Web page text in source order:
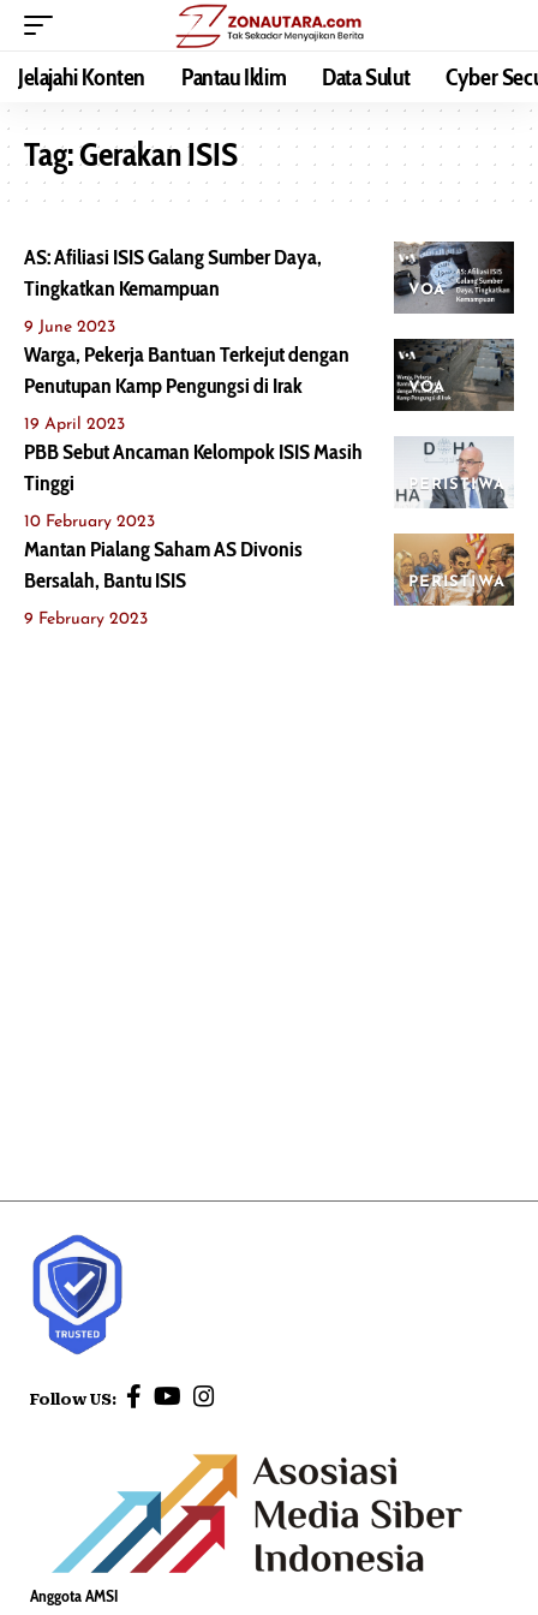
Jelajahi Konten Pantau Iklim Data Sulut Cyber
Tag:Gerakan ISIS
VOA
AS: Afiliasi ISIS Galang Sumber Daya,
Tingkatkan Kemampuan
9 June 2023
VOA
Warga, Pekerja Bantuan Terkejut dengan
Penutupan Kamp Pengungsi di Irak
19 April 2023
PERISTIWA
PBB Sebut Ancaman Kelompok ISIS Masih
Tinggi
10 February 2023
PERISTIWA
Mantan Pialang Saham AS Divonis
Bersalah, Bantu ISIS
9 February 2023
Follow US:
Anggota AMSI